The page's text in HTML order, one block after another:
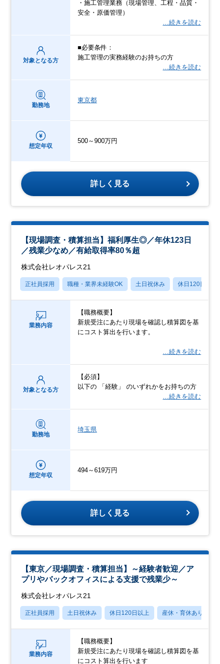
・施工管理業務（現場管理、工程・品質・
安全・原価管理）
…続きを読む
対象となる方
■必要条件：
施工管理の実務経験のお持ちの方
…続きを読む
勤務地
東京都
想定年収
500～900万円
詳しく見る
【現場調査・積算担当】福利厚生◎／年休123日
／残業少なめ／有給取得率80％超
株式会社レオパレス21
正社員採用 職種・業界未経験OK 土日祝休み 休日120日以上
業務内容
【職務概要】
新規受注にあたり現場を確認し積算図を基
にコスト算出を行います。
…続きを読む
対象となる方
【必須】
以下の 「経験」 のいずれかをお持ちの方
…続きを読む
勤務地
埼玉県
想定年収
494～619万円
詳しく見る
【東京／現場調査・積算担当】～経験者歓迎／ア
プリやバックオフィスによる支援で残業少～
株式会社レオパレス21
正社員採用 土日祝休み 休日120日以上 産休・育休あり
業務内容
【職務概要】
新規受注にあたり現場を確認し積算図を基
にコスト算出を行います